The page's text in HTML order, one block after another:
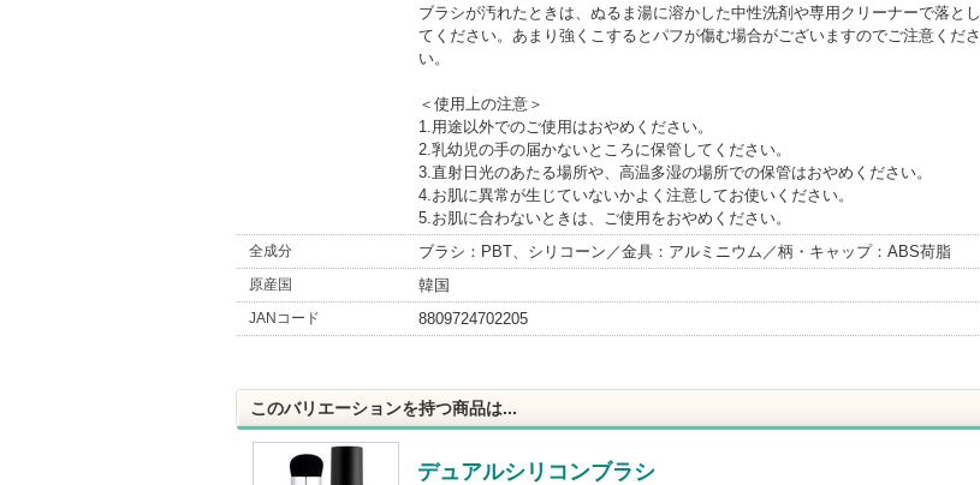
ブラシが汚れたときは、ぬるま湯に溶かした中性洗剤や専用クリーナーで落とし
てください。あまり強くこするとパフが傷む場合がございますのでご注意くださ
い。
＜使用上の注意＞
1.用途以外でのご使用はおやめください。
2.乳幼児の手の届かないところに保管してください。
3.直射日光のあたる場所や、高温多湿の場所での保管はおやめください。
4.お肌に異常が生じていないかよく注意してお使いください。
5.お肌に合わないときは、ご使用をおやめください。
全成分 ブラシ：PBT、シリコーン／金具：アルミニウム／柄・キャップ：ABS荷脂
原産国 韓国
JANコード 8809724702205
このバリエーションを持つ商品は...
デュアルシリコンブラシ